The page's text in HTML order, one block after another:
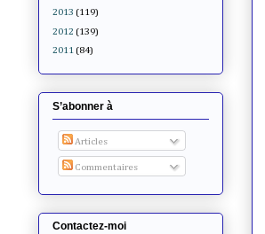
2013 (119)
2012 (139)
2011 (84)
S’abonner à
Articles
Commentaires
Contactez-moi